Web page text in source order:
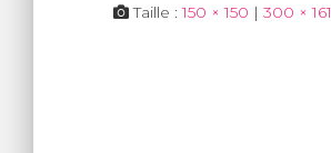
Taille :150 × 150 | 300 × 161